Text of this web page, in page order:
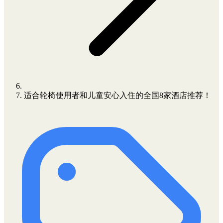
适合轮椅使用者和儿童安心入住的全国8家酒店推荐！